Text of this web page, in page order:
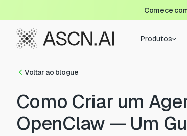
Comece
Produtos
Voltar ao blogue
Como Criar um
OpenClaw — Um